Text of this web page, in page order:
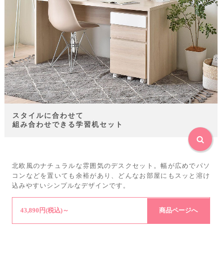
スタイルに合わせて
組み合わせできる学習机セット
北欧風のナチュラルな雰囲気のデスクセット。幅が広めでパソ
コンなどを置いても余裕があり、どんなお部屋にもスッと溶け
込みやすいシンプルなデザインです。
43,890円(税込)～ 商品ページへ